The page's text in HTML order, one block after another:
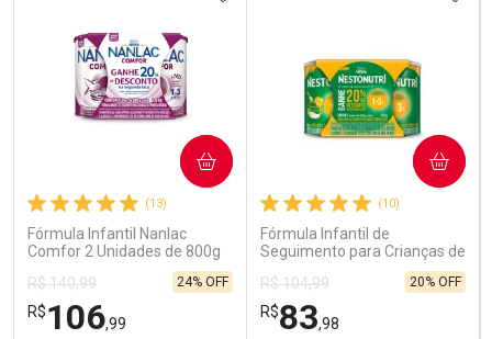
(13)
Fórmula Infantil Nanlac
Comfor 2 Unidades de 800g
R$ 140,99
R$106,99
24% OFF
COMPRAR
(10)
Fórmula Infantil de
Seguimento para Crianças de
Primeira Infância Nestonutri
2 Unidades de 800g cada
R$ 104,99
R$83,98
20% OFF
COMPRAR